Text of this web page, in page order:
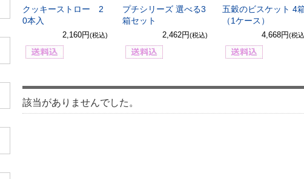
クッキーストロー 2
0本入
2,160円(税込)
プチシリーズ 選べる3
箱セット
2,462円(税込)
五穀のビスケット 4
（1ケース）
4,668円(税
該当がありませんでした。